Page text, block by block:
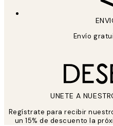
Envío
UNETE A
Regístrate para recibir
un 15% de descuento la